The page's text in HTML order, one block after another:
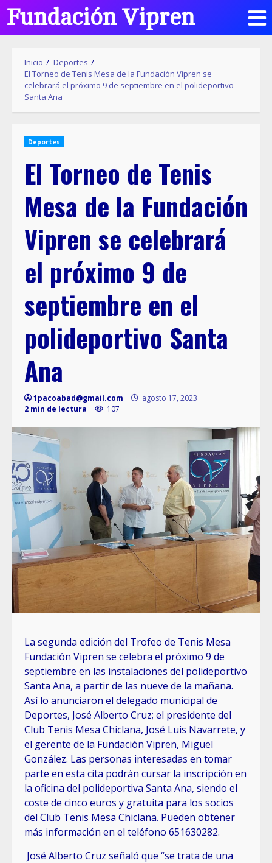
Fundación Vipren
Inicio
Deportes
El Torneo de Tenis Mesa de la Fundación Vipren se
celebrará el próximo 9 de septiembre en el polideportivo
Santa Ana
Deportes
El Torneo de Tenis
Mesa de la Fundación
Vipren se celebrará
el próximo 9 de
septiembre en el
polideportivo Santa
Ana
1pacoabad@gmail.com
agosto 17, 2023
2 min de lectura
107
La segunda edición del Trofeo de Tenis Mesa
Fundación Vipren se celebra el próximo 9 de
septiembre en las instalaciones del polideportivo
Santa Ana, a partir de las nueve de la mañana.
Así lo anunciaron el delegado municipal de
Deportes, José Alberto Cruz; el presidente del
Club Tenis Mesa Chiclana, José Luis Navarrete, y
el gerente de la Fundación Vipren, Miguel
González. Las personas interesadas en tomar
parte en esta cita podrán cursar la inscripción en
la oficina del polideportiva Santa Ana, siendo el
coste de cinco euros y gratuita para los socios
del Club Tenis Mesa Chiclana. Pueden obtener
más información en el teléfono 651630282.
José Alberto Cruz señaló que “se trata de una